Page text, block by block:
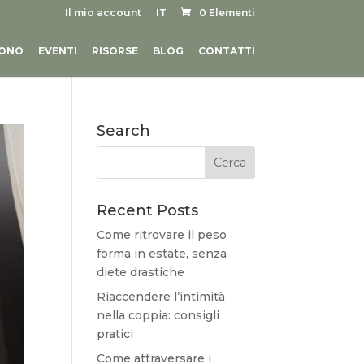
Il mio account IT 0 Elementi
EVENTI RISORSE BLOG CONTATTI
Search
Recent Posts
Come ritrovare il peso
forma in estate, senza
diete drastiche
Riaccendere l’intimità
nella coppia: consigli
pratici
Come attraversare i